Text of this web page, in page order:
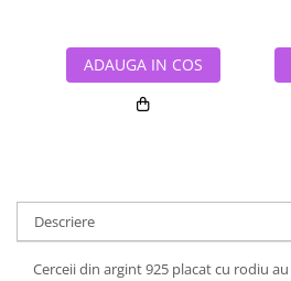
ADAUGA IN COS
Descriere
Cerceii din argint 925 placat cu rodiu